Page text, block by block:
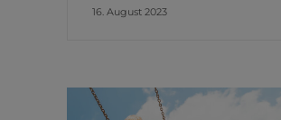
16. August 2023